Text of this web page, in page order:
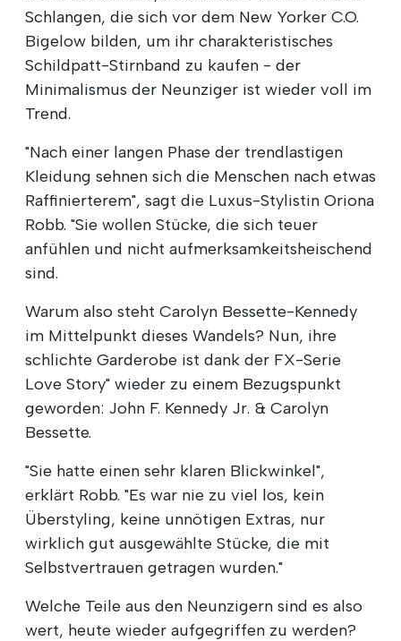
Schlangen, die sich vor dem New Yorker C.O.
Bigelow bilden, um ihr charakteristisches
Schildpatt-Stirnband zu kaufen - der
Minimalismus der Neunziger ist wieder voll im
Trend.
"Nach einer langen Phase der trendlastigen
Kleidung sehnen sich die Menschen nach etwas
Raffinierterem", sagt die Luxus-Stylistin Oriona
Robb. "Sie wollen Stücke, die sich teuer
anfühlen und nicht aufmerksamkeitsheischend
sind.
Warum also steht Carolyn Bessette-Kennedy
im Mittelpunkt dieses Wandels? Nun, ihre
schlichte Garderobe ist dank der FX-Serie
Love Story" wieder zu einem Bezugspunkt
geworden: John F. Kennedy Jr. & Carolyn
Bessette.
"Sie hatte einen sehr klaren Blickwinkel",
erklärt Robb. "Es war nie zu viel los, kein
Überstyling, keine unnötigen Extras, nur
wirklich gut ausgewählte Stücke, die mit
Selbstvertrauen getragen wurden."
Welche Teile aus den Neunzigern sind es also
wert, heute wieder aufgegriffen zu werden?